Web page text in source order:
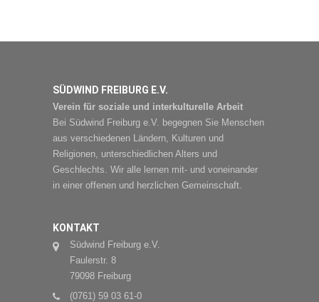
SÜDWIND FREIBURG E.V.
Verein für soziale und interkulturelle Arbeit
Bei Südwind Freiburg e.V. begegnen Sie Menschen
aus verschiedenen Ländern, Kulturen und
Religionen, unterschiedlichen Alters und
Geschlechts. Wir alle lernen mit- und voneinander
in einer offenen und herzlichen Gemeinschaft.
KONTAKT
Südwind Freiburg e.V.
Faulerstr. 8
79098 Freiburg
(0761) 59 03 61-0